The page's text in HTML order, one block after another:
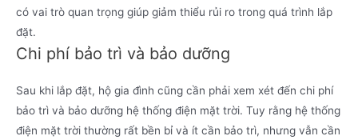
có vai trò quan trọng giúp giảm thiểu rủi ro trong quá trình lắp
đặt.
Chi phí bảo trì và bảo dưỡng
Sau khi lắp đặt, hộ gia đình cũng cần phải xem xét đến chi phí
bảo trì và bảo dưỡng hệ thống điện mặt trời. Tuy rằng hệ thống
điện mặt trời thường rất bền bỉ và ít cần bảo trì, nhưng vẫn cần